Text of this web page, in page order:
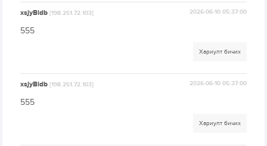
xsjyBldb[198.251.72.103] 2026-06-10 05:37:00
555
Хариулт бичих
xsjyBldb[198.251.72.103] 2026-06-10 05:37:00
555
Хариулт бичих